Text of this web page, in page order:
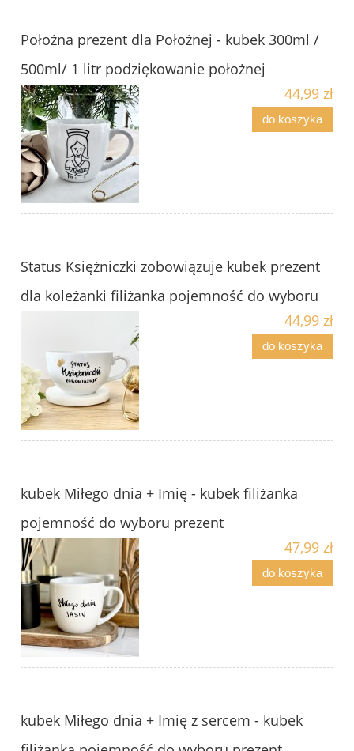
Położna prezent dla Położnej - kubek 300ml /
500ml/ 1 litr podziękowanie położnej
44,99 zł
do koszyka
Status Księżniczki zobowiązuje kubek prezent
dla koleżanki filiżanka pojemność do wyboru
44,99 zł
do koszyka
kubek Miłego dnia + Imię - kubek filiżanka
pojemność do wyboru prezent
47,99 zł
do koszyka
kubek Miłego dnia + Imię z sercem - kubek